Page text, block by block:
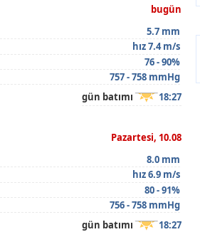
bugün
5.7 mm
hız 7.4 m/s
76 - 90%
757 - 758 mmHg
gün batımı 18:27
Pazartesi, 10.08
8.0 mm
hız 6.9 m/s
80 - 91%
756 - 758 mmHg
gün batımı 18:27